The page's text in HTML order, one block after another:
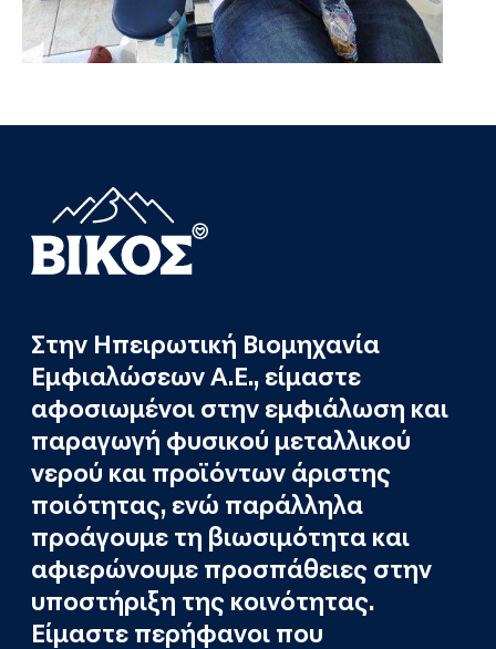
Στην Ηπειρωτική Βιομηχανία
Εμφιαλώσεων Α.Ε., είμαστε
αφοσιωμένοι στην εμφιάλωση και
παραγωγή φυσικού μεταλλικού
νερού και προϊόντων άριστης
ποιότητας, ενώ παράλληλα
προάγουμε τη βιωσιμότητα και
αφιερώνουμε προσπάθειες στην
υποστήριξη της κοινότητας.
Είμαστε περήφανοι που